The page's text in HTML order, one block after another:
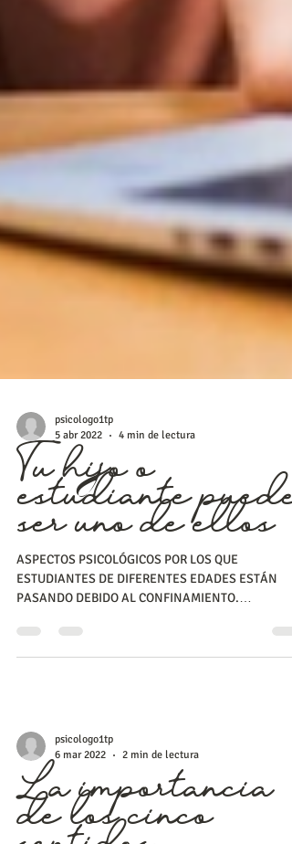
psicologo1tp
5 abr 2022
4 min de lectura
Tu hijo o
ser uno de ellos
ASPECTOS PSICOLÓGICOS POR LOS QUE
PASANDO DEBIDO AL CONFINAMIENTO.
Investigaciones recientes...
psicologo1tp
6 mar 2022
2 min de lectura
La importancia